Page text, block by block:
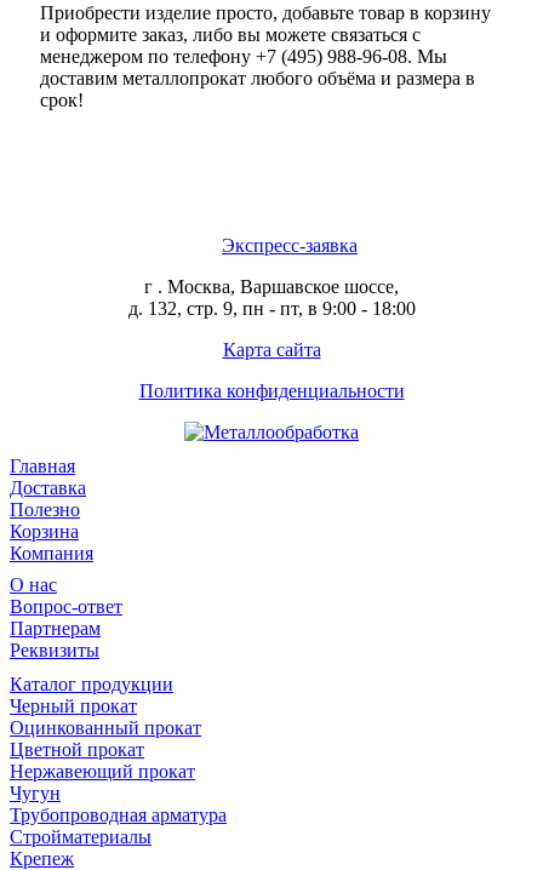
Приобрести изделие просто, добавьте товар в корзину
и оформите заказ, либо вы можете связаться с
менеджером по телефону +7 (495) 988-96-08. Мы
доставим металлопрокат любого объёма и размера в
срок!
Экспресс-заявка
г . Москва, Варшавское шоссе,
д. 132, стр. 9, пн - пт, в 9:00 - 18:00
Карта сайта
Политика конфиденциальности
Главная
Доставка
Полезно
Корзина
Компания
О нас
Вопрос-ответ
Партнерам
Реквизиты
Каталог продукции
Черный прокат
Оцинкованный прокат
Цветной прокат
Нержавеющий прокат
Чугун
Трубопроводная арматура
Стройматериалы
Крепеж